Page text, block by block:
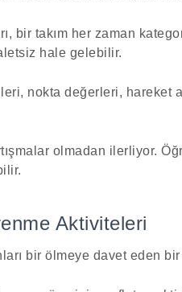
bir takım her zaman
hale gelebilir.
nokta değerleri, hareket
olmadan ilerliyor.
Aktiviteleri
bir ölmeye davet eden